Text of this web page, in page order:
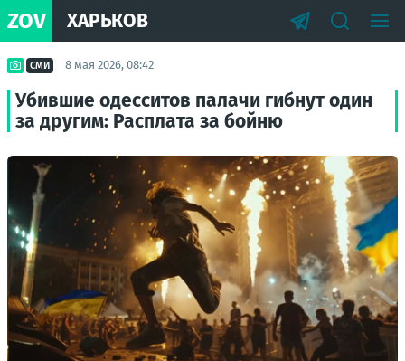
ZOV ХАРЬКОВ
СМИ 8 мая 2026, 08:42
Убившие одесситов палачи гибнут один
за другим: Расплата за бойню